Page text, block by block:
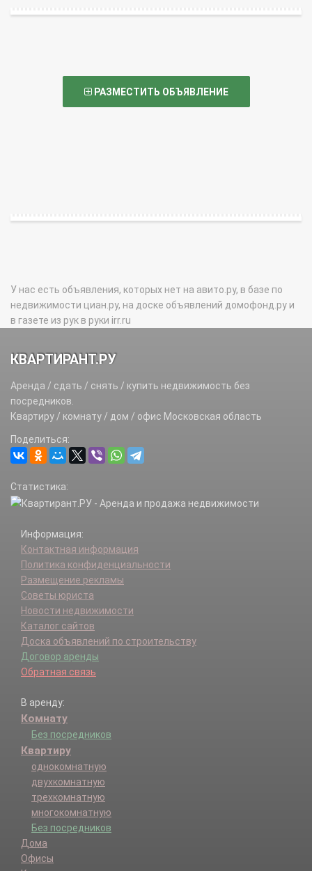
РАЗМЕСТИТЬ ОБЪЯВЛЕНИЕ
У нас есть объявления, которых нет на авито.ру, в базе по
недвижимости циан.ру, на доске объявлений домофонд.ру и
в газете из рук в руки irr.ru
КВАРТИРАНТ.РУ
Аренда / сдать / снять / купить недвижимость без
посредников.
Квартиру / комнату / дом / офис Московская область
Поделиться:
Статистика:
Информация:
Контактная информация
Политика конфиденциальности
Размещение рекламы
Советы юриста
Новости недвижимости
Каталог сайтов
Доска объявлений по строительству
Договор аренды
Обратная связь
В аренду:
Комнату
Без посредников
Квартиру
однокомнатную
двухкомнатную
трехкомнатную
многокомнатную
Без посредников
Дома
Офисы